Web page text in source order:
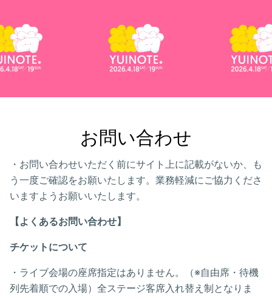
お問い合わせ
・お問い合わせいただく前にサイト上に記載がないか、も
う一度ご確認をお願いたします。業務軽減にご協力くださ
いますようお願いいたします。
【よくあるお問い合わせ】
チケットについて
・ライブ会場の座席指定はありません。（※自由席・待機
列先着順での入場）全ステージ客席入れ替え制となりま